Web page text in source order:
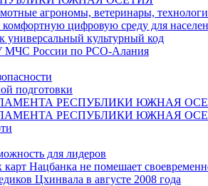
агрономы, ветеринары, технологи
цифровую среду для
культурный код
МЧС России по РСО-Алания
подготовки
РЕСПУБЛИКИ ЮЖНАЯ
РЕСПУБЛИКИ ЮЖНАЯ
для лидеров
карт Нацбанка не помешает
Цхинвала в августе 2008 года